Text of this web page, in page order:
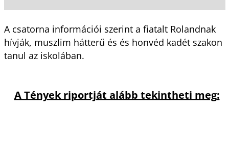
A csatorna információi szerint a fiatalt Rolandnak
hívják, muszlim hátterű és és honvéd kadét szakon
tanul az iskolában.
A Tények riportját alább tekintheti meg: